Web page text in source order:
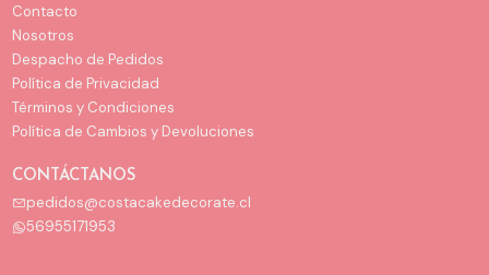
Contacto
Nosotros
Despacho de Pedidos
Política de Privacidad
Términos y Condiciones
Política de Cambios y Devoluciones
CONTÁCTANOS
pedidos@costacakedecorate.cl
56955171953